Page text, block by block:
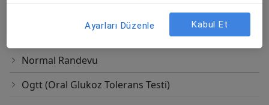
Gelişimsel bozuklukların erken tanısı
Normal Randevu
Ogtt (Oral Glukoz Tolerans Testi)
Ayarları Düzenle Kabul Et